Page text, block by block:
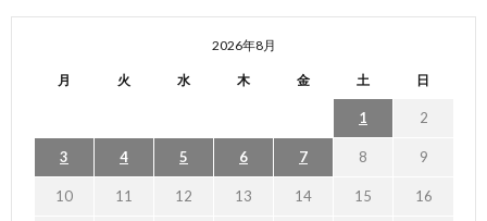
2026年8月
月 火 水 木 金 土 日
1 2
3 4 5 6 7 8 9
10 11 12 13 14 15 16